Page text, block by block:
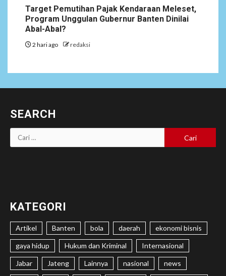
Target Pemutihan Pajak Kendaraan Meleset,
Program Unggulan Gubernur Banten Dinilai
Abal-Abal?
2 hari ago redaksi
SEARCH
Cari
untuk:
KATEGORI
Artikel Banten bola daerah ekonomi bisnis
gaya hidup Hukum dan Kriminal Internasional
Jabar Jateng Lainnya nasional news